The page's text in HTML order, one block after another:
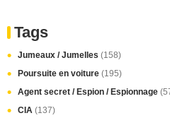
Tags
Jumeaux / Jumelles (158)
Poursuite en voiture (195)
Agent secret / Espion / Espionnage
CIA (137)